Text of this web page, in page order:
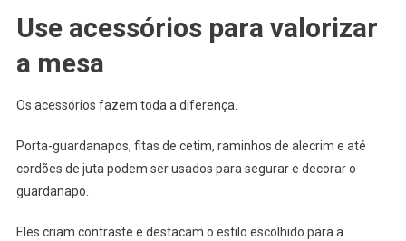
Use acessórios para valorizar
a mesa
Os acessórios fazem toda a diferença.
Porta-guardanapos, fitas de cetim, raminhos de alecrim e até
cordões de juta podem ser usados para segurar e decorar o
guardanapo.
Eles criam contraste e destacam o estilo escolhido para a